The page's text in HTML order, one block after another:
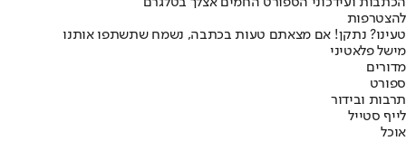
להצטרפות
טעינו? נתקן! אם מצאתם טעות בכתבה, נשמח שתשתפו אותנו
מישל פלאטיני
מדורים
ספורט
תרבות ובידור
לייף סטייל
אוכל